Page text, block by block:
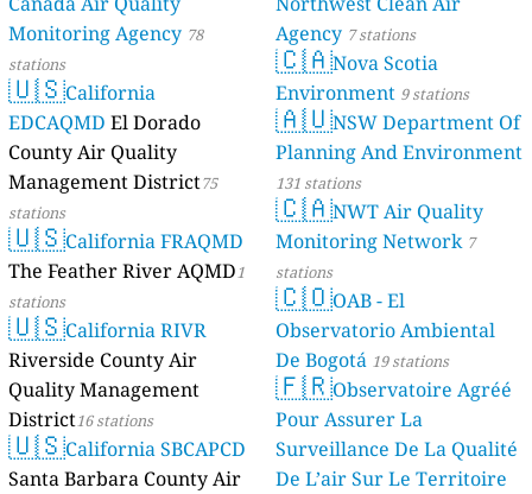
Monitoring Agency 78
stations
🇺🇸California
EDCAQMD El Dorado
County Air Quality
Management District75
stations
🇺🇸California FRAQMD
The Feather River AQMD1
stations
🇺🇸California RIVR
Riverside County Air
Quality Management
District16 stations
🇺🇸California SBCAPCD
Santa Barbara County Air
Agency 7 stations
🇨🇦Nova Scotia
Environment 9 stations
🇦🇺NSW Department Of
Planning And Environment
131 stations
🇨🇦NWT Air Quality
Monitoring Network 7
stations
🇨🇴OAB - El
Observatorio Ambiental
De Bogotá 19 stations
🇫🇷Observatoire Agréé
Pour Assurer La
Surveillance De La Qualité
De L’air Sur Le Territoire